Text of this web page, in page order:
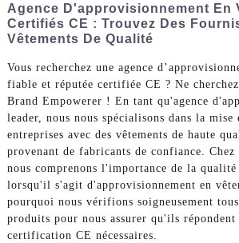
Agence D'approvisionnement En
Certifiés CE : Trouvez Des
Vêtements De Qualité
Vous recherchez une agence
fiable et réputée certifiée CE ? Ne
Brand Empowerer ! En tant qu'agence
leader, nous nous spécialisons dans la mise
entreprises avec des vêtements de haute
provenant de fabricants de confiance. Chez
nous comprenons l'importance de la
lorsqu'il s'agit d'approvisionnement en
pourquoi nous vérifions soigneusement
produits pour nous assurer qu'ils répondent
certification CE nécessaires.